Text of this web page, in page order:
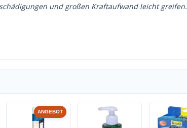
und großen Kraftaufwand leicht greifen.
ANGEBOT